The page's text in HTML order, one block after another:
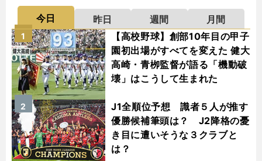
今日 昨日 週間
月間
【高校野球】創部10年目の甲子
園初出場がすべてを変えた 健大
高崎・青栁監督が語る「機動破
壊」はこうして生まれた
1
J1全順位予想 識者５人が推す
優勝候補筆頭は？ J2降格の憂
き目に遭いそうな３クラブと
は？
2